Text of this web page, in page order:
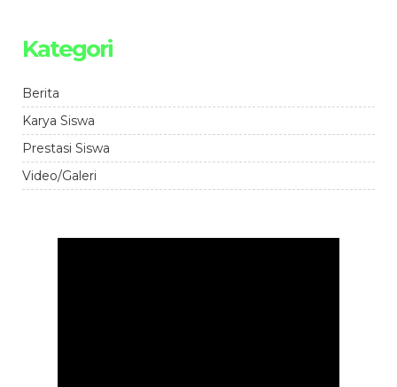
Kategori
Berita
Karya Siswa
Prestasi Siswa
Video/Galeri